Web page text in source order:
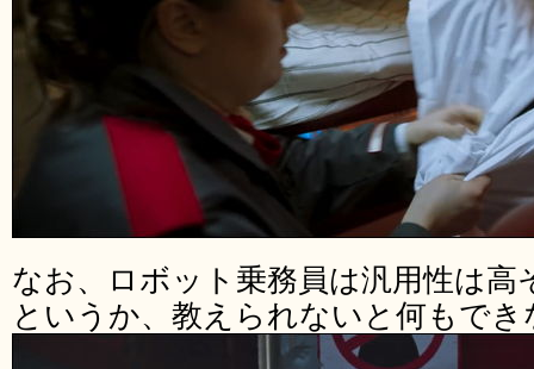
なお、ロボット乗務員は汎用性は
というか、教えられないと何もで